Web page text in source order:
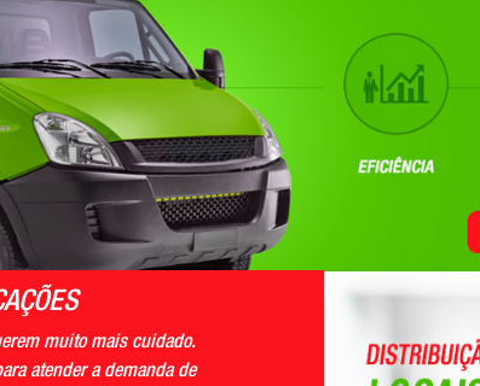
muito mais cuidado.
atender a demanda de